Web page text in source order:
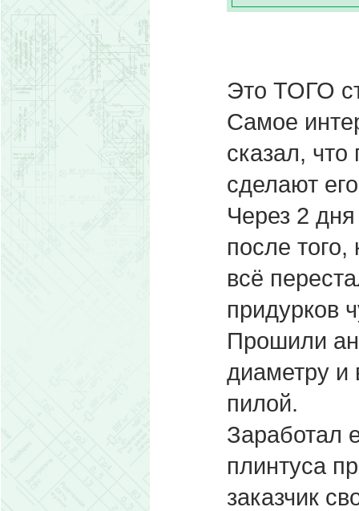
Это ТОГО
Самое
сказал, что
сделают
Через 2 дня
после
всё
придурков
Прошили
диаметру и
пилой.
Заработал
плинтуса
заказчик